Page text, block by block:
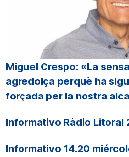
Miguel Crespo: «La
agredolça perquè ha
forçada per la nostra
Informativo Ràdio Litoral
Informativo 14.20